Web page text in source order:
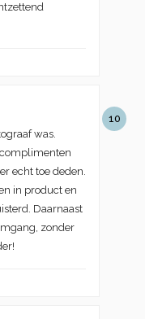
10
was.
complimenten
echt toe deden.
in product en
Daarnaast
zonder